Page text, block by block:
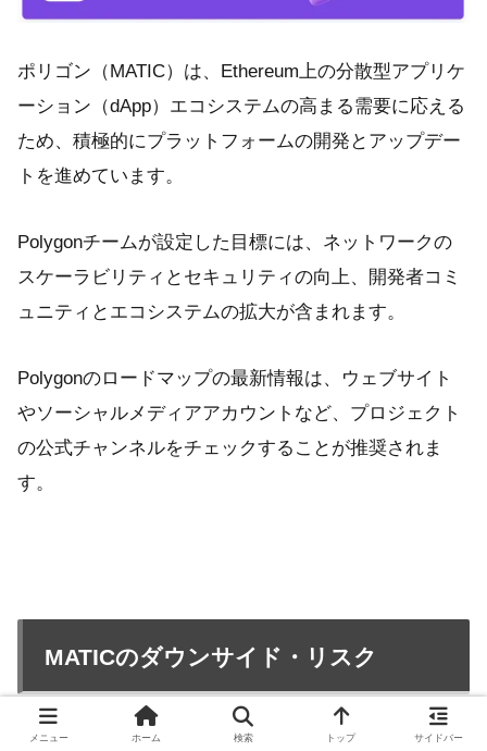
ポリゴン（MATIC）は、Ethereum上の分散型アプリケ
ーション（dApp）エコシステムの高まる需要に応える
ため、積極的にプラットフォームの開発とアップデー
トを進めています。
Polygonチームが設定した目標には、ネットワークの
スケーラビリティとセキュリティの向上、開発者コミ
ュニティとエコシステムの拡大が含まれます。
Polygonのロードマップの最新情報は、ウェブサイト
やソーシャルメディアアカウントなど、プロジェクト
の公式チャンネルをチェックすることが推奨されま
す。
MATICのダウンサイド・リスク
ポリゴン（MATIC）は、他の暗号通貨と同様に、潜在
メニュー ホーム 検索 トップ サイドバー